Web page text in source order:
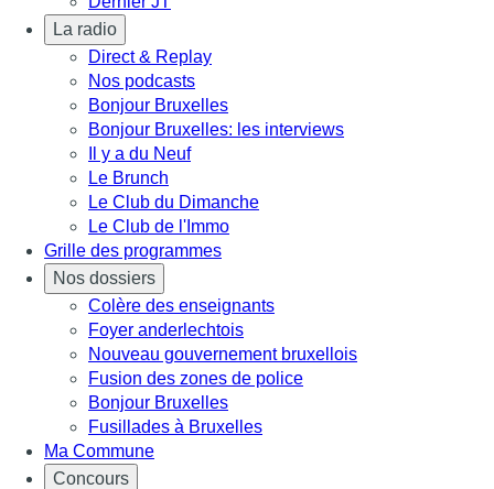
La radio
Direct & Replay
Nos podcasts
Bonjour Bruxelles
Bonjour Bruxelles: les interviews
Il y a du Neuf
Le Brunch
Le Club du Dimanche
Le Club de l'Immo
Grille des programmes
Nos dossiers
Colère des enseignants
Foyer anderlechtois
Nouveau gouvernement bruxellois
Fusion des zones de police
Bonjour Bruxelles
Fusillades à Bruxelles
Ma Commune
Concours